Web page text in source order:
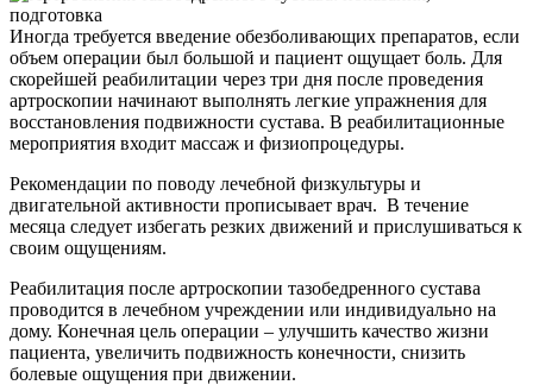
Иногда требуется введение обезболивающих препаратов, если
объем операции был большой и пациент ощущает боль. Для
скорейшей реабилитации через три дня после проведения
артроскопии начинают выполнять легкие упражнения для
восстановления подвижности сустава. В реабилитационные
мероприятия входит массаж и физиопроцедуры.
Рекомендации по поводу лечебной физкультуры и
двигательной активности прописывает врач. В течение
месяца следует избегать резких движений и прислушиваться к
своим ощущениям.
Реабилитация после артроскопии тазобедренного сустава
проводится в лечебном учреждении или индивидуально на
дому. Конечная цель операции – улучшить качество жизни
пациента, увеличить подвижность конечности, снизить
болевые ощущения при движении.